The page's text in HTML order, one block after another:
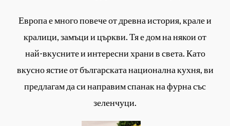
Европа е много повече от древна история, крале и
кралици, замъци и църкви. Тя е дом на някои от
най-вкусните и интересни храни в света. Като
вкусно ястие от българската национална кухня, ви
предлагам да си направим спанак на фурна със
зеленчуци.